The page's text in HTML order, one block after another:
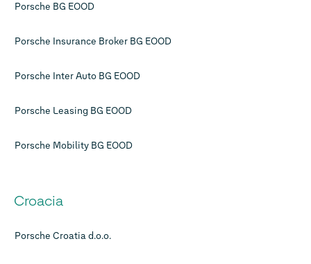
Porsche BG EOOD
Porsche Insurance Broker BG EOOD
Porsche Inter Auto BG EOOD
Porsche Leasing BG EOOD
Porsche Mobility BG EOOD
Croacia
Porsche Croatia d.o.o.